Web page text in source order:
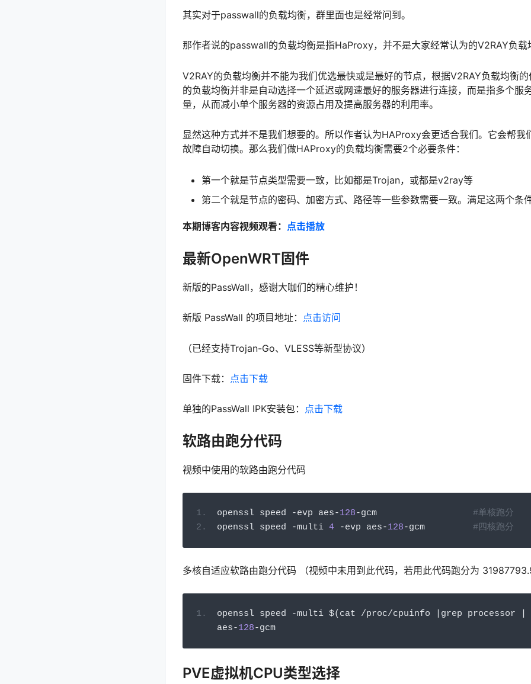
其实对于passwall的负载均衡，群里面也是经常问到。
那作者说的passwall的负载均衡是指HaProxy，并不是大家经常认为的V2RAY负载
V2RAY的负载均衡并不能为我们优选最快或是最好的节点，根据V2RAY负载均衡
的负载均衡并非是自动选择一个延迟或网速最好的服务器进行连接，而是指多个服
量，从而减小单个服务器的资源占用及提高服务器的利用率。
显然这种方式并不是我们想要的。所以作者认为HAProxy会更适合我们。它会帮我
故障自动切换。那么我们做HAProxy的负载均衡需要2个必要条件：
第一个就是节点类型需要一致，比如都是Trojan，或都是v2ray等
第二个就是节点的密码、加密方式、路径等一些参数需要一致。满足这两个条
本期博客内容视频观看： 点击播放
最新OpenWRT固件
新版的PassWall，感谢大咖们的精心维护！
新版 PassWall 的项目地址： 点击访问
（已经支持Trojan-Go、VLESS等新型协议）
固件下载： 点击下载
单独的PassWall IPK安装包： 点击下载
软路由跑分代码
视频中使用的软路由跑分代码
openssl speed -evp aes-128-gcm #单核跑分
openssl speed
-multi 4 -evp aes-128-gcm #四核跑分
多核自适应软路由跑分代码 （视频中未用到此代码，若用此代码跑分为
openssl speed -multi $( cat /proc/cpuinfo grep processor
aes-128-gcm
PVE虚拟机CPU类型选择